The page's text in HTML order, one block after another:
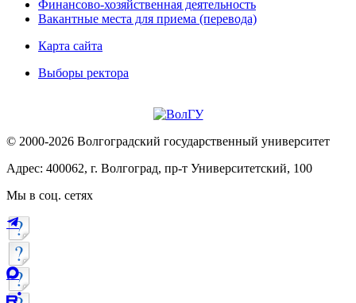
Финансово-хозяйственная деятельность
Вакантные места для приема (перевода)
Карта сайта
Выборы ректора
© 2000-2026 Волгоградский государственный университет
Адрес: 400062, г. Волгоград, пр-т Университетский, 100
Мы в соц. сетях